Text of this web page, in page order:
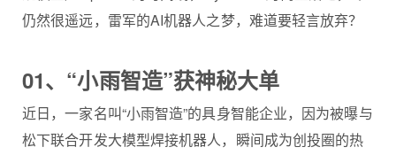
仍然很遥远，雷军的AI机器人之梦，难道要轻言放弃？
01、“小雨智造”获神秘大单
近日，一家名叫“小雨智造”的具身智能企业，因为被曝与
松下联合开发大模型焊接机器人，瞬间成为创投圈的热